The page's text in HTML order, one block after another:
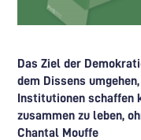
Das Ziel der
dem Dissens
Institutionen schaffen
zusammen zu leben,
Chantal Mouffe